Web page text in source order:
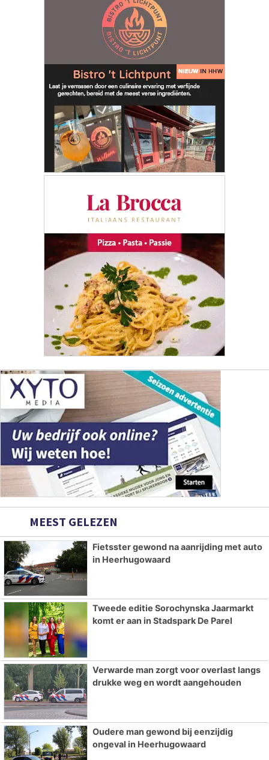
MEEST GELEZEN
Fietsster gewond na aanrijding met auto
in Heerhugowaard
Tweede editie Sorochynska Jaarmarkt
komt er aan in Stadspark De Parel
Verwarde man zorgt voor overlast langs
drukke weg en wordt aangehouden
Oudere man gewond bij eenzijdig
ongeval in Heerhugowaard